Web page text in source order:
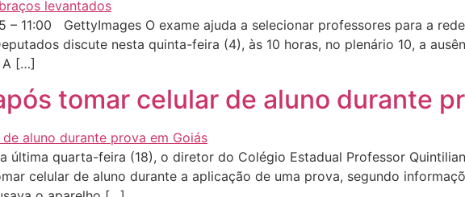
– 11:00 GettyImages O exame ajuda a selecionar professores para a
discute nesta quinta-feira (4), às 10 horas, no plenário 10, a
A […]
tomar celular de aluno durante
última quarta-feira (18), o diretor do Colégio Estadual Professor
celular de aluno durante a aplicação de uma prova, segundo